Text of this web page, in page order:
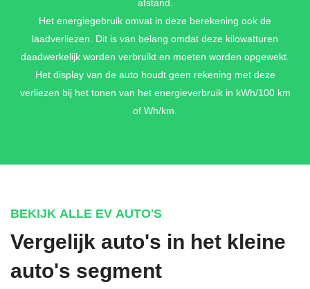
Het energiegebruik omvat in deze berekening ook de
laadverliezen. Dit is van belang omdat deze kilowatturen
daadwerkelijk worden verbruikt en moeten worden opgewekt.
Het display van de auto houdt geen rekening met deze
verliezen bij het tonen van het energieverbruik in kWh/100 km
of Wh/km.
BEKIJK ALLE EV AUTO'S
Vergelijk auto's in het kleine
auto's segment